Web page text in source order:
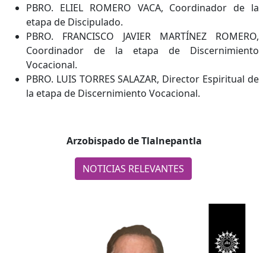
PBRO. ELIEL ROMERO VACA, Coordinador de la
etapa de Discipulado.
PBRO. FRANCISCO JAVIER MARTÍNEZ ROMERO,
Coordinador de la etapa de Discernimiento
Vocacional.
PBRO. LUIS TORRES SALAZAR, Director Espiritual de
la etapa de Discernimiento Vocacional.
Arzobispado de Tlalnepantla
NOTICIAS RELEVANTES